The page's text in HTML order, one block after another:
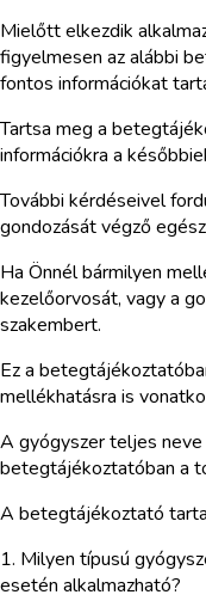
Mielőtt elkezdik
figyelmesen az alábbi
fontos információkat
Tartsa meg a
információkra a
További kérdéseivel
gondozását végző
Ha Önnél bármilyen
kezelőorvosát, vagy a
szakembert.
Ez a
mellékhatásra is
A gyógyszer teljes neve
betegtájékoztatóban a
A betegtájékoztató
1. Milyen típusú
esetén alkalmazható?